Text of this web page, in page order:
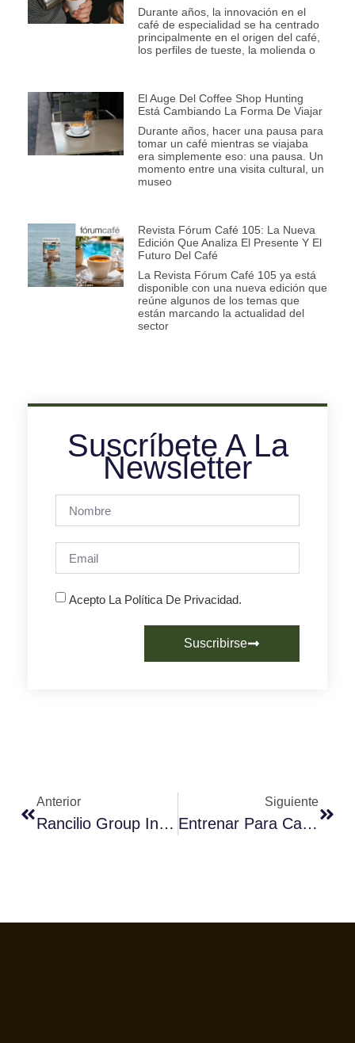
Durante años, la innovación en el
café de especialidad se ha centrado
principalmente en el origen del café,
los perfiles de tueste, la molienda o
El Auge Del Coffee Shop Hunting
Está Cambiando La Forma De Viajar
Durante años, hacer una pausa para
tomar un café mientras se viajaba
era simplemente eso: una pausa. Un
momento entre una visita cultural, un
museo
Revista Fórum Café 105: La Nueva
Edición Que Analiza El Presente Y El
Futuro Del Café
La Revista Fórum Café 105 ya está
disponible con una nueva edición que
reúne algunos de los temas que
están marcando la actualidad del
sector
Suscríbete A La
Newsletter
Acepto La Política De Privacidad.
Suscribirse
Anterior
Rancilio Group Inaugura Sus Nuevas Instalaciones En Madrid
Siguiente
Entrenar Para Catar (I) Por Alejandro Basset